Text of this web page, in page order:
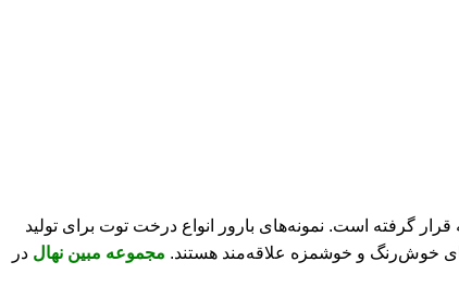
گرفته است. نمونه‌های بارور انواع درخت توت برای تولید
خوش‌رنگ و خوشمزه علاقه‌مند هستند. مجموعه مبین نهال در